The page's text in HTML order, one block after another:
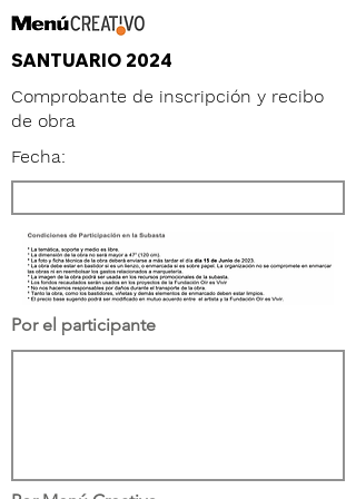
SANTUARIO 2024
Comprobante de inscripción y recibo
de obra
Fecha:
Por el participante